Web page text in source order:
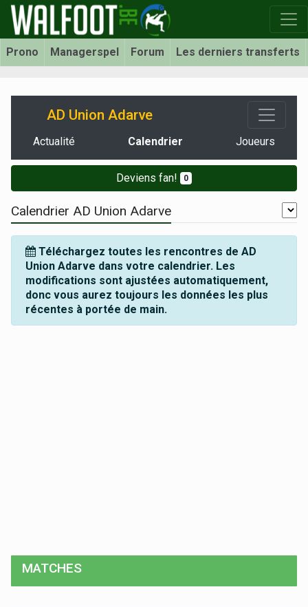
Prono Managerspel Forum Les derniers transferts
AD Union Adarve
Actualité Calendrier Joueurs
Deviens fan! 0
Calendrier AD Union Adarve
Téléchargez toutes les rencontres de AD
Union Adarve dans votre calendrier. Les
modifications sont ajustées automatiquement,
donc vous aurez toujours les données les plus
récentes à portée de main.
MATCHES